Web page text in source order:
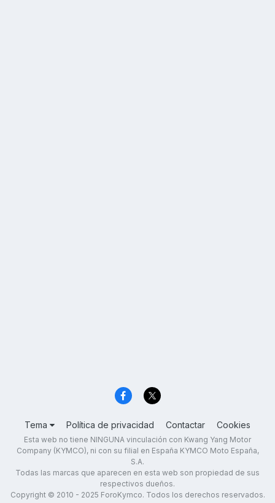
Tema Política de privacidad Contactar Cookies
Esta web no tiene NINGUNA vinculación con Kwang Yang Motor
Company (KYMCO), ni con su filial en España KYMCO Moto España,
S.A.
Todas las marcas que aparecen en esta web son propiedad de sus
respectivos dueños.
Copyright © 2010 - 2025 ForoKymco. Todos los derechos reservados.